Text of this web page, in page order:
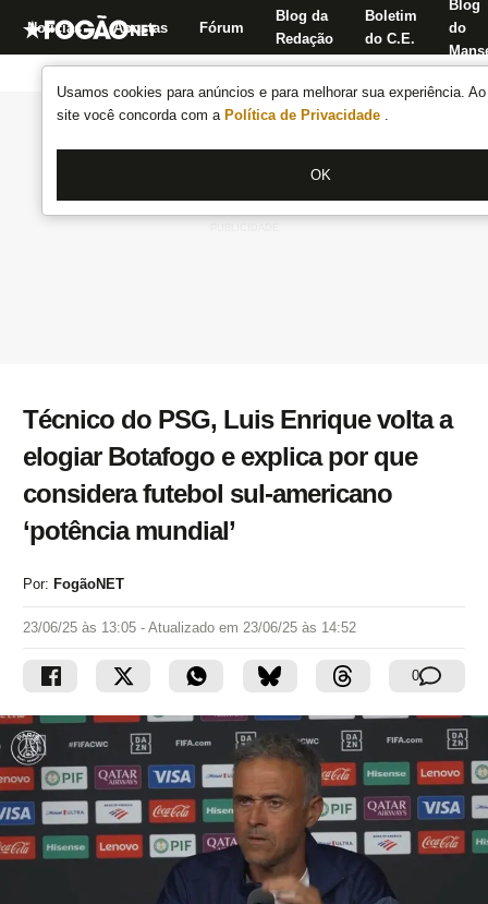
Usamos cookies para anúncios e para melhorar sua experiência.
site você concorda com a Política de Privacidade .
OK
Notícias Apostas Fórum
Blog da
Redação
Boletim
do C.E.
Blog
do
Técnico do PSG, Luis Enrique volta a
elogiar Botafogo e explica por que
considera futebol sul-americano
‘potência mundial’
Por: FogãoNET
23/06/25 às 13:05 - Atualizado em 23/06/25 às 14:52
0